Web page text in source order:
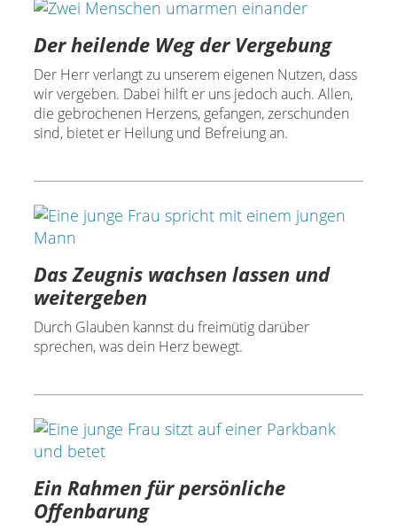
Der heilende Weg der Vergebung
Der Herr verlangt zu unserem eigenen Nutzen, dass
wir vergeben. Dabei hilft er uns jedoch auch. Allen,
die gebrochenen Herzens, gefangen, zerschunden
sind, bietet er Heilung und Befreiung an.
Das Zeugnis wachsen lassen und
weitergeben
Durch Glauben kannst du freimütig darüber
sprechen, was dein Herz bewegt.
Ein Rahmen für persönliche
Offenbarung